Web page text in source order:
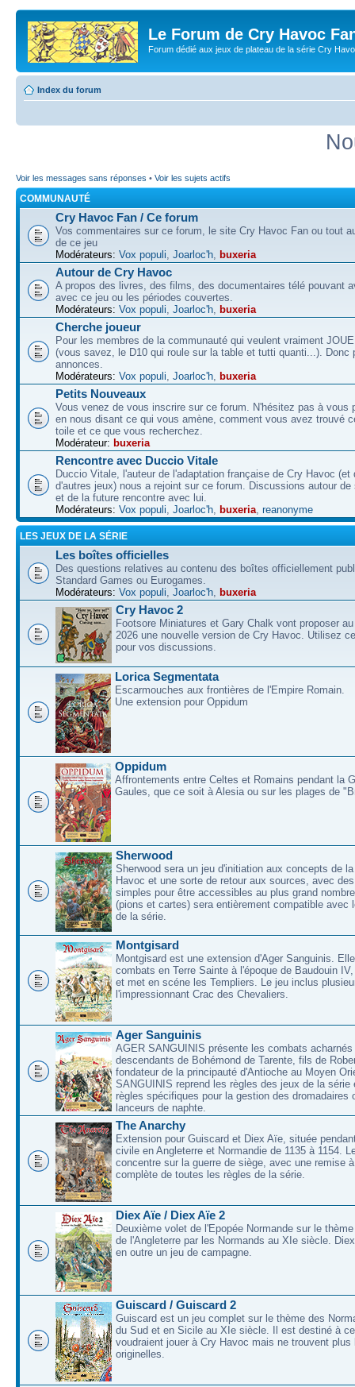
Le Forum de Cry Havoc
Forum dédié aux jeux de plateau de la série Cry
Index du forum
Voir les messages sans réponses • Voir les sujets actifs
COMMUNAUTÉ
Cry Havoc Fan / Ce forum
Vos commentaires sur ce forum, le site Cry Havoc Fan ou tout
de ce jeu
Modérateurs: Vox populi, Joarloc'h, buxeria
Autour de Cry Havoc
A propos des livres, des films, des documentaires télé pouvant
avec ce jeu ou les périodes couvertes.
Modérateurs: Vox populi, Joarloc'h, buxeria
Cherche joueur
Pour les membres de la communauté qui veulent vraiment
(vous savez, le D10 qui roule sur la table et tutti quanti...). Donc
annonces.
Modérateurs: Vox populi, Joarloc'h, buxeria
Petits Nouveaux
Vous venez de vous inscrire sur ce forum. N'hésitez pas à vous
en nous disant ce qui vous amène, comment vous avez trouvé
toile et ce que vous recherchez.
Modérateur: buxeria
Rencontre avec Duccio Vitale
Duccio Vitale, l'auteur de l'adaptation française de Cry Havoc (et
d'autres jeux) nous a rejoint sur ce forum. Discussions autour de
et de la future rencontre avec lui.
Modérateurs: Vox populi, Joarloc'h, buxeria, reanonyme
LES JEUX DE LA SÉRIE
Les boîtes officielles
Des questions relatives au contenu des boîtes officiellement
Standard Games ou Eurogames.
Modérateurs: Vox populi, Joarloc'h, buxeria
Cry Havoc 2
Footsore Miniatures et Gary Chalk vont proposer
2026 une nouvelle version de Cry Havoc. Utilisez
pour vos discussions.
Lorica Segmentata
Escarmouches aux frontières de l'Empire Romain.
Une extension pour Oppidum
Oppidum
Affrontements entre Celtes et Romains pendant la
Gaules, que ce soit à Alesia ou sur les plages de
Sherwood
Sherwood sera un jeu d'initiation aux concepts de
Havoc et une sorte de retour aux sources, avec
simples pour être accessibles au plus grand
(pions et cartes) sera entièrement compatible avec
de la série.
Montgisard
Montgisard est une extension d'Ager Sanguinis.
combats en Terre Sainte à l'époque de Baudouin
et met en scéne les Templiers. Le jeu inclus
l'impressionnant Crac des Chevaliers.
Ager Sanguinis
AGER SANGUINIS présente les combats acharnés
descendants de Bohémond de Tarente, fils de
fondateur de la principauté d'Antioche au Moyen
SANGUINIS reprend les règles des jeux de la série
règles spécifiques pour la gestion des dromadaires
lanceurs de naphte.
The Anarchy
Extension pour Guiscard et Diex Aïe, située
civile en Angleterre et Normandie de 1135 à 1154.
concentre sur la guerre de siège, avec une remise
complète de toutes les règles de la série.
Diex Aïe / Diex Aïe 2
Deuxième volet de l'Epopée Normande sur le
de l'Angleterre par les Normands au XIe siècle.
en outre un jeu de campagne.
Guiscard / Guiscard 2
Guiscard est un jeu complet sur le thème des
du Sud et en Sicile au XIe siècle. Il est destiné à
voudraient jouer à Cry Havoc mais ne trouvent
originelles.